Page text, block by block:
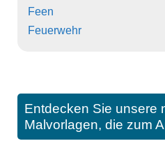
Feen
Feuerwehr
Entdecken Sie unsere
Malvorlagen, die zum